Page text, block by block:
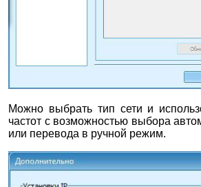
Можно выбрать тип сети и
частот с возможностью выбора
или перевода в ручной режим.